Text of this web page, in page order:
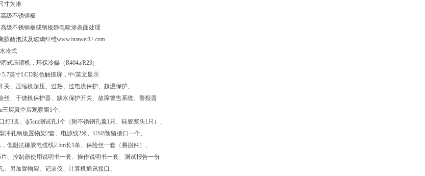
寸为准
级不锈钢板
级不锈钢板或钢板静电喷涂表面处理
胺酯泡沫及玻璃纤维www.huawei17.com
冷式
式压缩机，环保冷媒（R404a/R23）
5.7英寸LCD彩色触摸屏，中/英文显示
关、压缩机超压、过热、过电流保护、超温保护、
丝、干烧机保护器、缺水保护开关、故障警告系统、警报器
层真空层观察窗1个、
1支、ф5cm测试孔1个（附不锈钢孔盖1只、硅胶塞头1只）、
冲孔钢板置物架2套、电源线2米、USB预留接口一个、
低阻抗橡胶电缆线2.5m长1条、保险丝一套（易损件）、
、控制器使用说明书一套、操作说明书一套、测试报告一份
、另加置物架、记录仪、计算机通讯接口、